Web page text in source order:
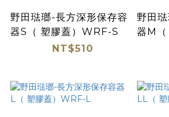
野田琺瑯-長方深形保存容
器S（ 塑膠蓋）WRF-S
NT$510
野田
器M